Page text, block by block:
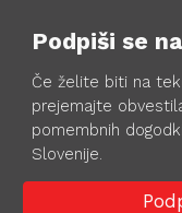
Podpiši se
Če želite biti na
prejemajte
pomembnih
Slovenije.